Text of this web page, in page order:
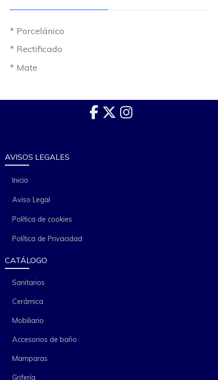
* Porcelánico
* Rectificado
* Mate
AVISOS LEGALES
Inicio
Aviso Legal
Política de cookies
Política de Privacidad
CATÁLOGO
Sanitarios
Cerámica
Mobiliario
Accesorios de baño
Mamparas
Grifería